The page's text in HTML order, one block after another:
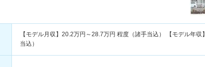
【モデル月収】 20.2万円～28.7万円 程度（諸手当込） 【モデル年収】
当込）